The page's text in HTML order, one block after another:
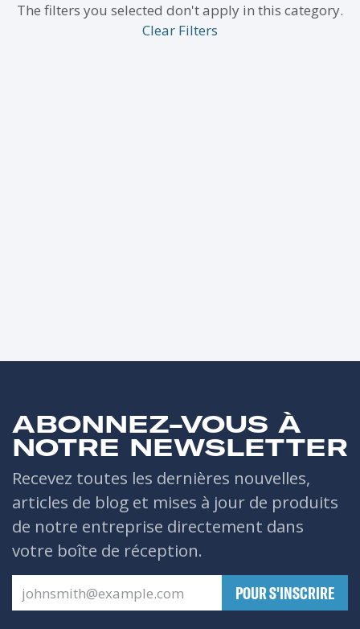
The filters you selected don't apply in this category.
Clear Filters
ABONNEZ-VOUS À
NOTRE NEWSLETTER
Recevez toutes les dernières nouvelles,
articles de blog et mises à jour de produits
de notre entreprise directement dans
votre boîte de réception.
​POUR S'INSCRIRE